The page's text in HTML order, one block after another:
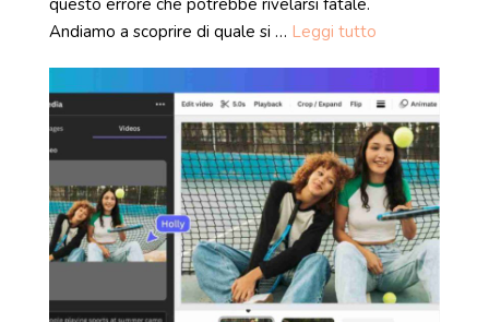
Andiamo a scoprire di quale si … Leggi tutto